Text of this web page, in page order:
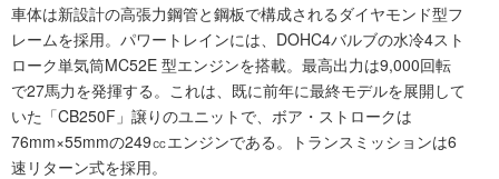
車体は新設計の高張力鋼管と鋼板で構成されるダイヤモンド型フ
レームを採用。パワートレインには、DOHC4バルブの水冷4スト
ローク単気筒MC52E 型エンジンを搭載。最高出力は9,000回転
で27馬力を発揮する。これは、既に前年に最終モデルを展開して
いた「CB250F」譲りのユニットで、ボア・ストロークは
76mm×55mmの249㏄エンジンである。トランスミッションは6
速リターン式を採用。